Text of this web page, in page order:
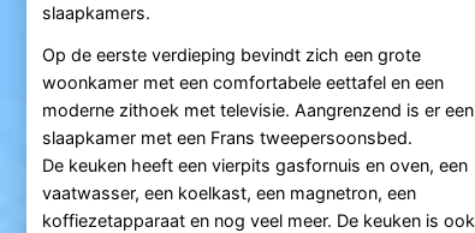
slaapkamers.
Op de eerste verdieping bevindt zich een grote
woonkamer met een comfortabele eettafel en een
moderne zithoek met televisie. Aangrenzend is er een
slaapkamer met een Frans tweepersoonsbed.
De keuken heeft een vierpits gasfornuis en oven, een
vaatwasser, een koelkast, een magnetron, een
koffiezetapparaat en nog veel meer. De keuken is ook